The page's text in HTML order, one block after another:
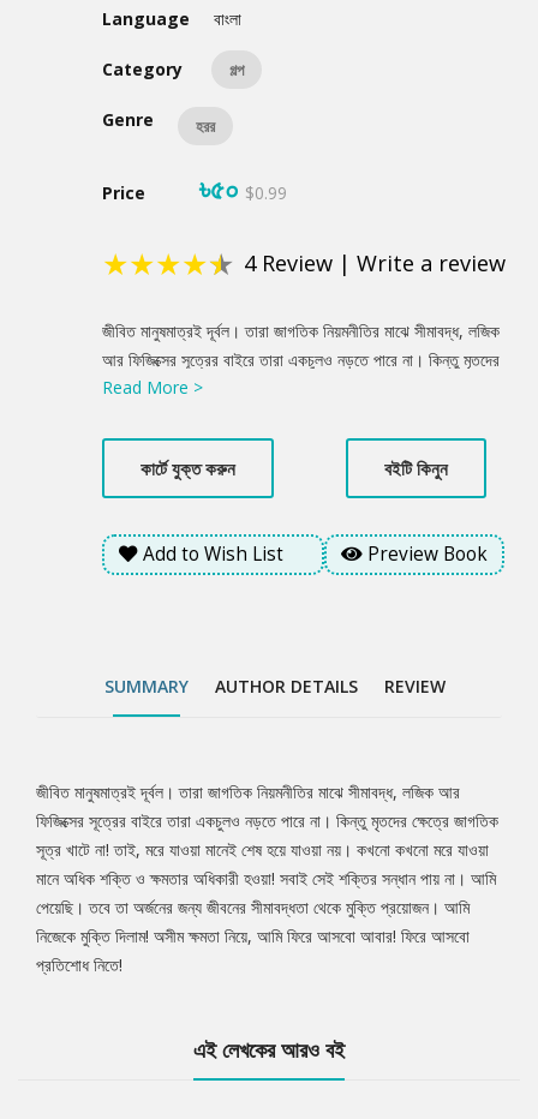
Language
বাংলা
Category গল্প
Genre হরর
Price ৳৫০ $0.99
★★★★★ 4Review | Write a review
Product
Summery
জীবিত মানুষমাত্রই দূর্বল। তারা জাগতিক নিয়মনীতির মাঝে সীমাবদ্ধ, লজিক
আর ফিজিক্সের সূত্রের বাইরে তারা একচুলও নড়তে পারে না। কিন্তু মৃতদের
ক্ষেত্রে জাগতিক সূত্র খাটে না! তাই, মরে যাওয়া মানেই শেষ হয়ে যাওয়া নয়।
সেই শক্তির সন্ধান পায় না। আমি পেয়েছি। তবে তা অর্জনের জন্য জীবনের
সীমাবদ্ধতা থেকে মুক্তি প্রয়োজন। আমি নিজেকে মুক্তি দিলাম! অসীম ক্ষমতা
নিয়ে, আমি ফিরে আসবো আবার! ফিরে আসবো প্রতিশোধ নিতে!
Read More >
কার্টে যুক্ত করুন বইটি কিনুন
Add to Wish List Preview Book
SUMMARY AUTHOR DETAILS REVIEW
Tab
Article
জীবিত মানুষমাত্রই দূর্বল। তারা জাগতিক নিয়মনীতির মাঝে সীমাবদ্ধ, লজিক আর
ফিজিক্সের সূত্রের বাইরে তারা একচুলও নড়তে পারে না। কিন্তু মৃতদের ক্ষেত্রে জাগতিক
সূত্র খাটে না! তাই, মরে যাওয়া মানেই শেষ হয়ে যাওয়া নয়। কখনো কখনো মরে যাওয়া
মানে অধিক শক্তি ও ক্ষমতার অধিকারী হওয়া! সবাই সেই শক্তির সন্ধান পায় না। আমি
পেয়েছি। তবে তা অর্জনের জন্য জীবনের সীমাবদ্ধতা থেকে মুক্তি প্রয়োজন। আমি
নিজেকে মুক্তি দিলাম! অসীম ক্ষমতা নিয়ে, আমি ফিরে আসবো আবার! ফিরে আসবো
প্রতিশোধ নিতে!
এই লেখকের আরও বই